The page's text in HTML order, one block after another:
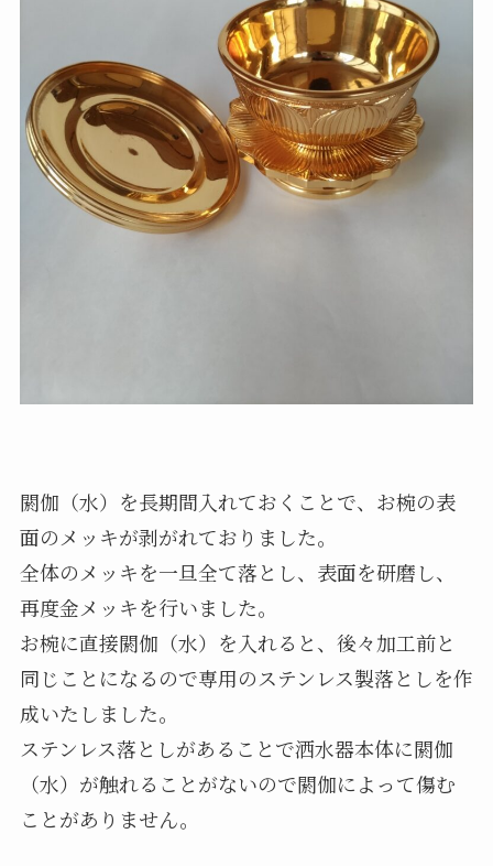
閼伽（水）を長期間入れておくことで、お椀の表
面のメッキが剥がれておりました。
全体のメッキを一旦全て落とし、表面を研磨し、
再度金メッキを行いました。
お椀に直接閼伽（水）を入れると、後々加工前と
同じことになるので専用のステンレス製落としを作
成いたしました。
ステンレス落としがあることで洒水器本体に閼伽
（水）が触れることがないので閼伽によって傷む
ことがありません。